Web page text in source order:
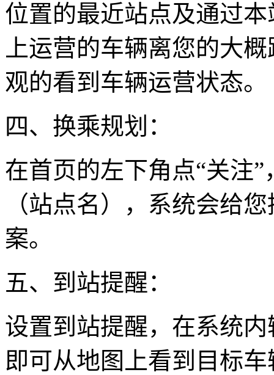
位置的最近站点及通过
上运营的车辆离您的大
观的看到车辆运营状态。
四、换乘规划：
在首页的左下角点“关注
（站点名），系统会给
案。
五、到站提醒：
设置到站提醒，在系统
即可从地图上看到目标